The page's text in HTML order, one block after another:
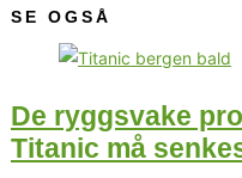
SE OGSÅ
De ryggsvake
Titanic må